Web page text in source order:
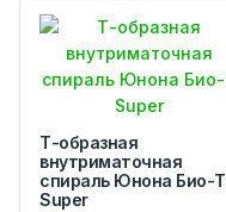
Т-образная
внутриматочная
спираль Юнона Био-Т
Super